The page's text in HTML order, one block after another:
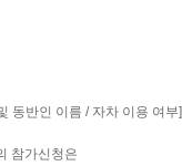
동반인 이름 / 자차 이용 여부]
참가신청은